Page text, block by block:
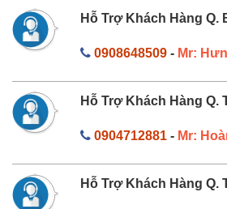
Hỗ Trợ Khách Hàng Q.
0908648509- Mr:
Hỗ Trợ Khách Hàng Q.
0904712881- Mr:
Hỗ Trợ Khách Hàng Q.